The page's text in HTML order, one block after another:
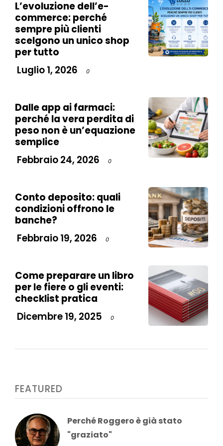
L’evoluzione dell’e-
commerce: perché
sempre più clienti
scelgono un unico shop
per tutto
Luglio 1, 2026
0
Dalle app ai farmaci:
perché la vera perdita di
peso non è un’equazione
semplice
Febbraio 24, 2026
0
Conto deposito: quali
condizioni offrono le
banche?
Febbraio 19, 2026
0
Come preparare un libro
per le fiere o gli eventi:
checklist pratica
Dicembre 19, 2025
0
FEATURED
Perché Roggero è già stato
"graziato"